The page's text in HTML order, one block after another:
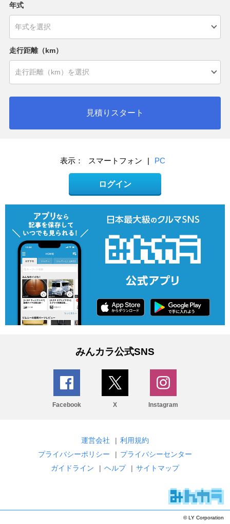
年式
走行距離（km）
見積りスタート
表示： スマートフォン | PC
ログイン
みんカラ公式SNS
Facebook X Instagram
運営会社 | 利用規約
プライバシーポリシー
| プライバシーセンター
ガイドライン
| ヘルプ | サイトマップ
© LY Corporation